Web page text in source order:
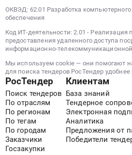
ОКВЭД: 62.01 Разработка
обеспечения
Код ИТ-деятельности: 2.01 -
предоставления удаленного доступа
информационно-телекоммуникационной
Мы используем cookie — они помогают
для поиска тендеров РосТендер
РосТендер
Поиск тендеров
По отраслям
По регионам
По тегам
По городам
Заказчики
Госзакупки
Клиентам
База знаний
Тендерное
Электронная
Аналитика
Предложения от
Победители